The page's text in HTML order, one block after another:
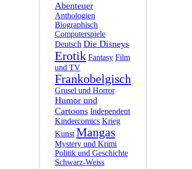
Abenteuer
Anthologien
Biographisch
Computerspiele
Deutsch Die Disneys
Erotik Fantasy Film
und TV
Frankobelgisch
Grusel und Horror
Humor und
Cartoons Independent
Kindercomics Krieg
Kunst Mangas
Mystery und Krimi
Politik und Geschichte
Schwarz-Weiss